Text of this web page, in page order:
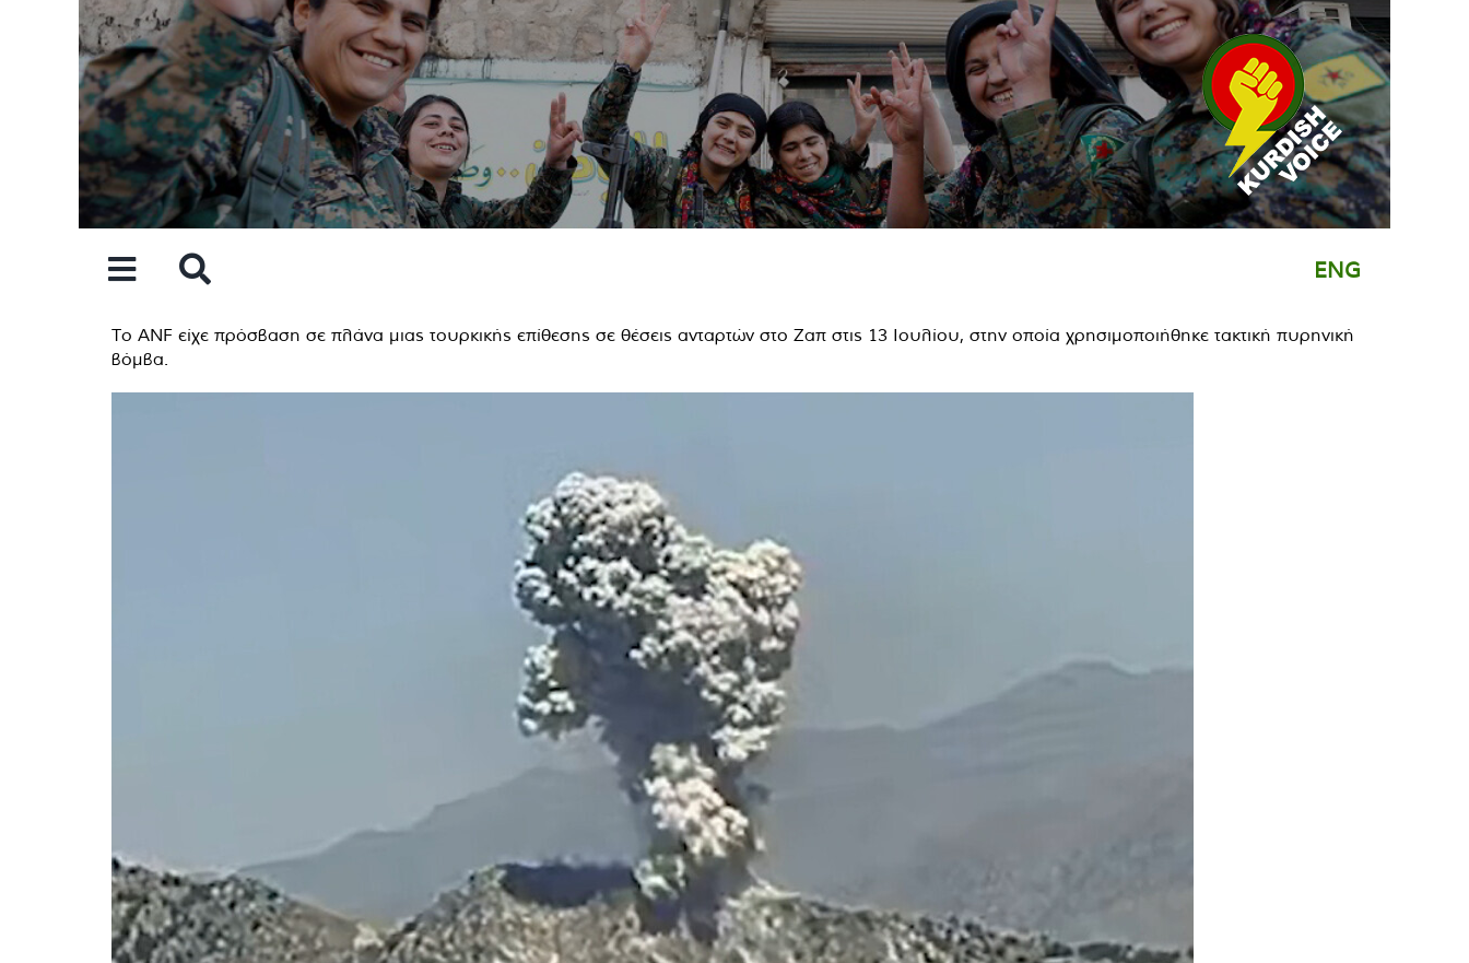
ENG
To ANF είχε πρόσβαση σε πλάνα μιας τουρκικής επίθεσης σε θέσεις ανταρτών στο Ζαπ στις 13 Ιουλίου, στην οποία χρησιμοποιήθηκε τακτική πυρηνική
βόμβα.